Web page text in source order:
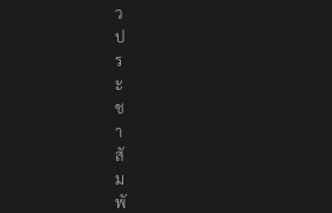
า
ว
ป
ร
ะ
ช
า
สั
ม